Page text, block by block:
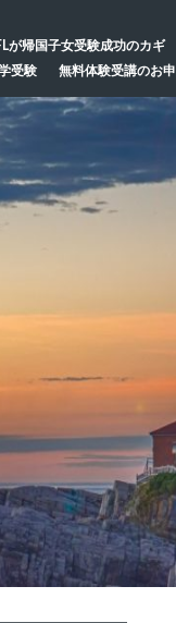
が帰国子女受験成功のカギ
受験
無料体験受講のお